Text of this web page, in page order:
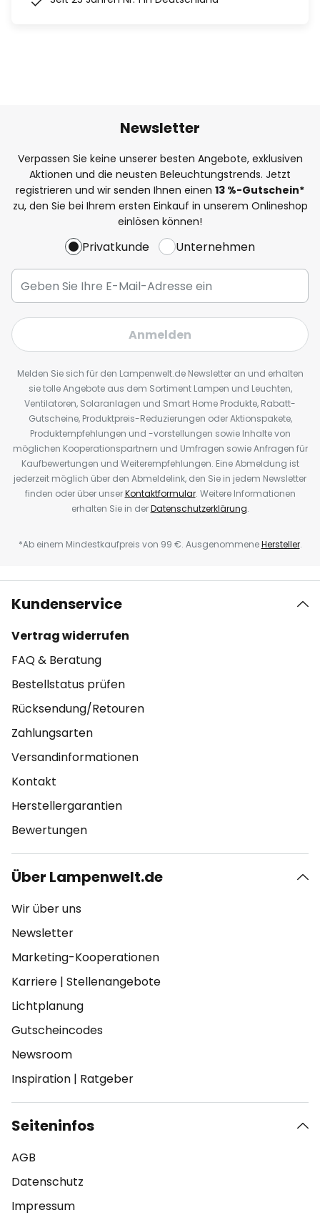
Newsletter
Verpassen Sie keine unserer besten Angebote, exklusiven
Aktionen und die neusten Beleuchtungstrends. Jetzt
registrieren und wir senden Ihnen einen 13 %-Gutschein*
zu, den Sie bei Ihrem ersten Einkauf in unserem Onlineshop
einlösen können!
Privatkunde Unternehmen
Anmelden
Melden Sie sich für den Lampenwelt.de Newsletter an und erhalten
sie tolle Angebote aus dem Sortiment Lampen und Leuchten,
Ventilatoren, Solaranlagen und Smart Home Produkte, Rabatt-
Gutscheine, Produktpreis-Reduzierungen oder Aktionspakete,
Produktempfehlungen und -vorstellungen sowie Inhalte von
möglichen Kooperationspartnern und Umfragen sowie Anfragen für
Kaufbewertungen und Weiterempfehlungen. Eine Abmeldung ist
jederzeit möglich über den Abmeldelink, den Sie in jedem Newsletter
finden oder über unserKontaktformular. Weitere Informationen
erhalten Sie in derDatenschutzerklärung.
*Ab einem Mindestkaufpreis von 99 €. AusgenommeneHersteller.
Kundenservice
Vertrag widerrufen
FAQ & Beratung
Bestellstatus prüfen
Rücksendung/Retouren
Zahlungsarten
Versandinformationen
Kontakt
Herstellergarantien
Bewertungen
Über Lampenwelt.de
Wir über uns
Newsletter
Marketing-Kooperationen
Karriere | Stellenangebote
Lichtplanung
Gutscheincodes
Newsroom
Inspiration | Ratgeber
Seiteninfos
AGB
Datenschutz
Impressum